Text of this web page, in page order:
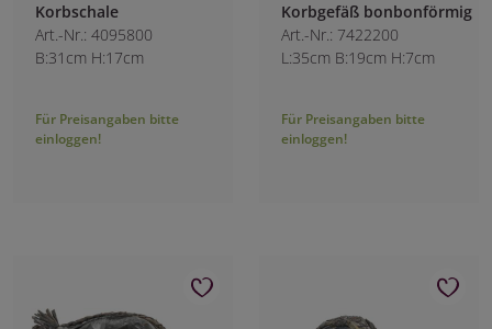
Korbschale
Art.-Nr.: 4095800
B:31cm H:17cm
Für Preisangaben bitte
einloggen!
Korbgefäß bonbonförmig
Art.-Nr.: 7422200
L:35cm B:19cm H:7cm
Für Preisangaben bitte
einloggen!